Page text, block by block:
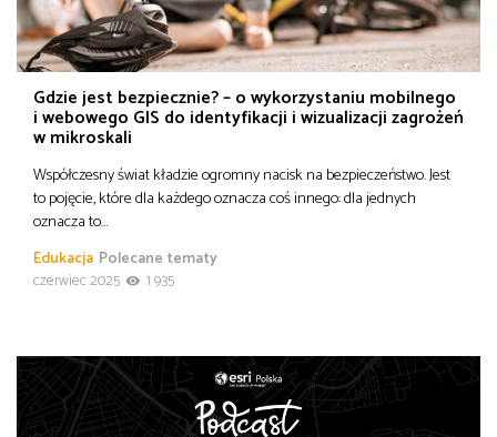
od
do
Biznes
Infrastruktura i telekomunikacja
Turystyka i rekreacja
Gdzie jest bezpiecznie? – o wykorzystaniu mobilnego
i webowego GIS do identyfikacji i wizualizacji zagrożeń
w mikroskali
Współczesny świat kładzie ogromny nacisk na bezpieczeństwo. Jest
to pojęcie, które dla każdego oznacza coś innego: dla jednych
oznacza to…
Edukacja Polecane tematy
czerwiec 2025
1 935